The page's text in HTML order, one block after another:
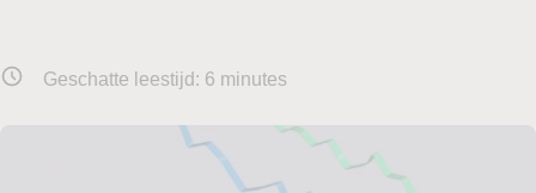
Geschatte leestijd: 6 minutes